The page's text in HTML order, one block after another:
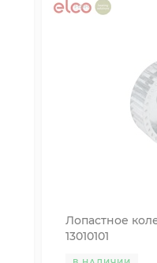
Лопастное
13010101